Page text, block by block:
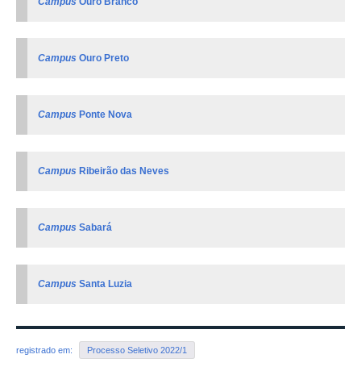
CampusOuro Preto
Campus Ponte Nova
Campus Ribeirão das Neves
CampusSabará
CampusSanta Luzia
registrado em: Processo Seletivo 2022/1